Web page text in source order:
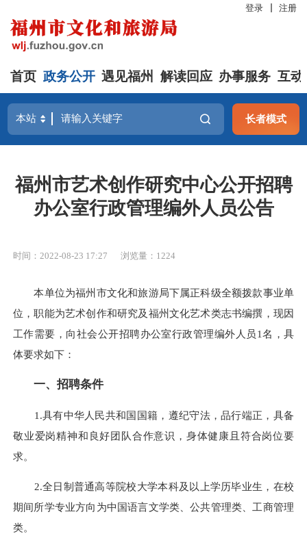
登录 注册
首页 政务公开 遇见福州 解读回应 办事服务 互动
长者模式
福州市艺术创作研究中心公开招聘
办公室行政管理编外人员公告
时间：2022-08-23 17:27 浏览量：1224
本单位为福州市文化和旅游局下属正科级全额拨款事业单
位，职能为艺术创作和研究及福州文化艺术类志书编撰，现因
工作需要，向社会公开招聘办公室行政管理编外人员1名，具
体要求如下：
一、招聘条件
1.具有中华人民共和国国籍，遵纪守法，品行端正，具备
敬业爱岗精神和良好团队合作意识，身体健康且符合岗位要
求。
2.全日制普通高等院校大学本科及以上学历毕业生，在校
期间所学专业方向为中国语言文学类、公共管理类、工商管理
类。